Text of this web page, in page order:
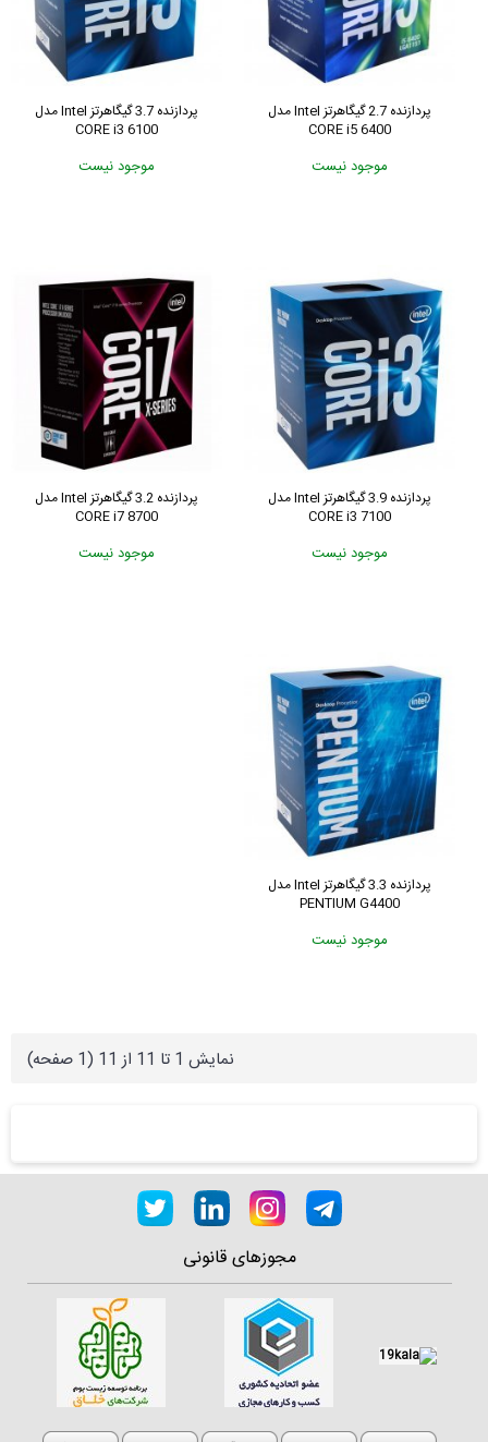
پردازنده 2.7 گیگاهرتز Intel مدل
CORE i5 6400
موجود نیست
پردازنده 3.7 گیگاهرتز Intel مدل
CORE i3 6100
موجود نیست
پردازنده 3.9 گیگاهرتز Intel مدل
CORE i3 7100
موجود نیست
پردازنده 3.2 گیگاهرتز Intel مدل
CORE i7 8700
موجود نیست
پردازنده 3.3 گیگاهرتز Intel مدل
PENTIUM G4400
موجود نیست
نمايش 1 تا 11 از 11 (1 صفحه)
مجوزهای قانونی